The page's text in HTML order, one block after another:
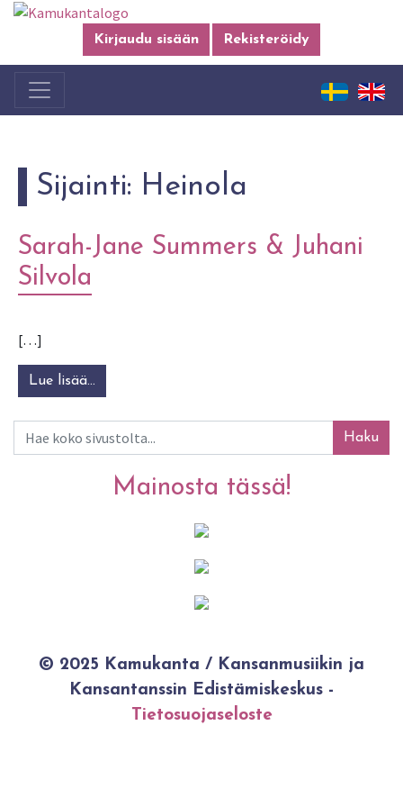
Kirjaudu sisään Rekisteröidy
Sijainti: Heinola
Sarah-Jane Summers & Juhani
Silvola
[…]
Lue lisää…
Haku
Mainosta tässä!
© 2025 Kamukanta / Kansanmusiikin ja
Kansantanssin Edistämiskeskus -
Tietosuojaseloste